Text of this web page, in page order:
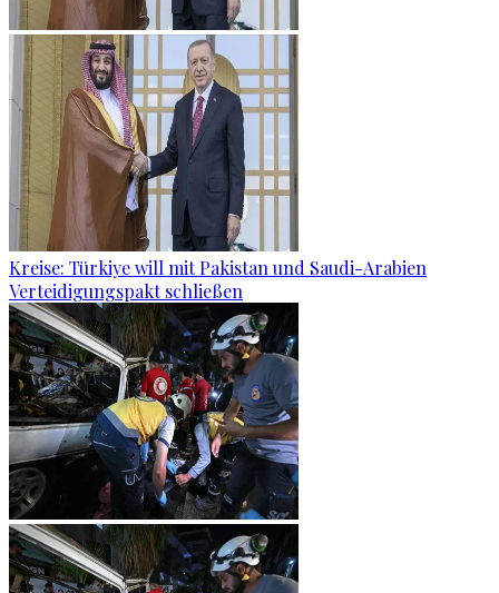
Kreise: Türkiye will mit Pakistan und Saudi-Arabien
Verteidigungspakt schließen